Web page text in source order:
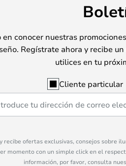
en conocer nuestras
Regístrate ahora y recibe un
utilices en tu
Cliente particular
recibe ofertas exclusivas, consejos sobre
momento con un simple click en el
información, por favor, consulta